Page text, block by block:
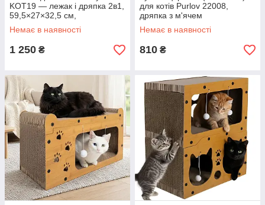
KOT19 — лежак і дряпка 2в1,
59,5×27×32,5 см,
гофрований картон
Немає в наявності
1 250 ₴
для котів Purlov 22008,
дряпка з м'ячем
Немає в наявності
810 ₴